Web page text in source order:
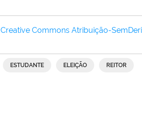
Creative Commons Atribuição-
ESTUDANTE ELEIÇÃO REITOR